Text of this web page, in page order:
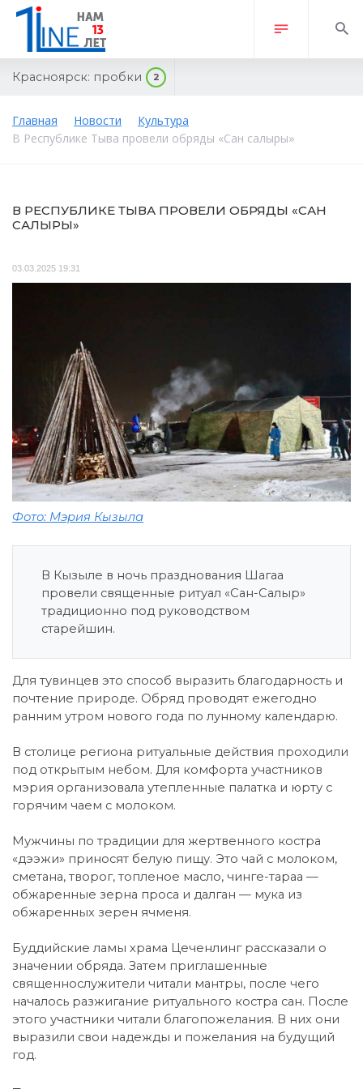
Красноярск: пробки 2
Главная Новости
Культура
В Республике Тыва провели обряды «Сан салыры»
В РЕСПУБЛИКЕ ТЫВА ПРОВЕЛИ ОБРЯДЫ «САН
САЛЫРЫ»
03.03.2025 19:31
Фото: Мэрия Кызыла
В Кызыле в ночь празднования Шагаа
провели священные ритуал «Сан-Салыр»
традиционно под руководством
старейшин.
Для тувинцев это способ выразить благодарность и
почтение природе. Обряд проводят ежегодно
ранним утром нового года по лунному календарю.
В столице региона ритуальные действия проходили
под открытым небом. Для комфорта участников
мэрия организовала утепленные палатка и юрту с
горячим чаем с молоком.
Мужчины по традиции для жертвенного костра
«дээжи» приносят белую пищу. Это чай с молоком,
сметана, творог, топленое масло, чинге-тараа —
обжаренные зерна проса и далган — мука из
обжаренных зерен ячменя.
Буддийские ламы храма Цеченлинг рассказали о
значении обряда. Затем приглашенные
священнослужители читали мантры, после чего
началось разжигание ритуального костра сан. После
этого участники читали благопожелания. В них они
выразили свои надежды и пожелания на будущий
год.